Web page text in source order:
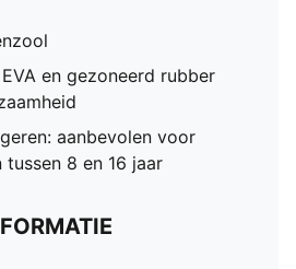
en gezoneerd rubber
aanbevolen voor
8 en 16 jaar